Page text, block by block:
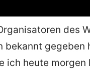
des
gegeben
heute